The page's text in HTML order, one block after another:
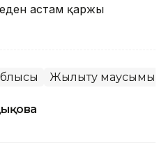
астам қаржы
Жылыту маусымы